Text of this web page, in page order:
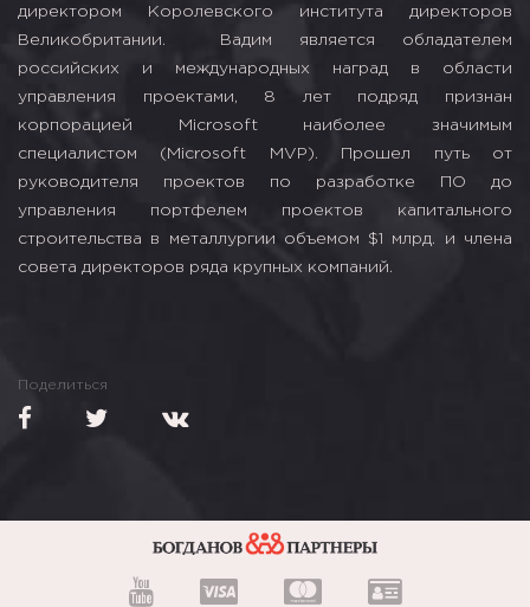
директором Королевского института директоров
Великобритании. Вадим является обладателем
российских и международных наград в области
управления проектами, 8 лет подряд признан
корпорацией Microsoft наиболее значимым
специалистом (Microsoft MVP). Прошел путь от
руководителя проектов по разработке ПО до
управления портфелем проектов капитального
строительства в металлургии объемом $1 млрд. и члена
совета директоров ряда крупных компаний.
Поделиться